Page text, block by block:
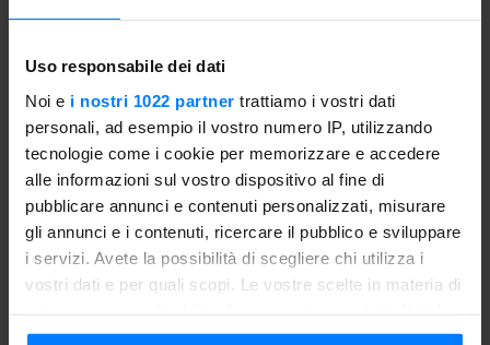
Uso responsabile dei dati
Noi e i nostri 1022 partner trattiamo i vostri dati
personali, ad esempio il vostro numero IP, utilizzando
tecnologie come i cookie per memorizzare e accedere
alle informazioni sul vostro dispositivo al fine di
pubblicare annunci e contenuti personalizzati, misurare
gli annunci e i contenuti, ricercare il pubblico e sviluppare
i servizi. Avete la possibilità di scegliere chi utilizza i
vostri dati e per quali scopi. Le vostre scelte in materia di
in cui avete effettuato le vostre scelte. È possibile
Wash the vegetables well, peel the carrots and cut
carrots, eggplants and courgettes into cubes. Heat a little
olive oil in a pan and cook the vegetables: pour the
carrots first, after 5 minutes the eggplants, after another 5
minutes the peas and finally the courgettes. If necessary
add a little water during cooking. Salt, pepper and flavour
with some fresh basil leaves.
Then put the vegetables to cool in the Freddy with the